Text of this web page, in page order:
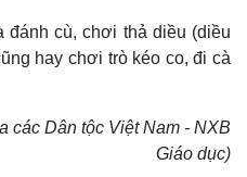
đánh cù, chơi thả diều (diều
hay chơi trò kéo co, đi cà
các Dân tộc Việt Nam - NXB
Giáo dục)